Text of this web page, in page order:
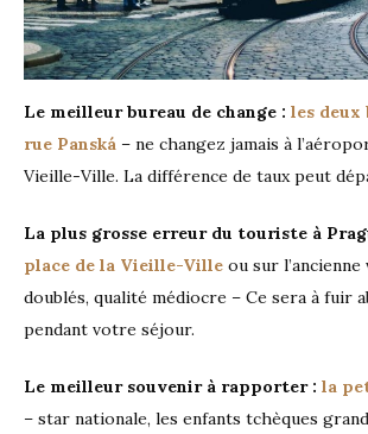
Le meilleur bureau de change : les deux
rue Panská – ne changez jamais à
Vieille-Ville. La différence de taux peut
La plus grosse erreur du touriste à
place de la Vieille-Ville ou sur
doublés, qualité médiocre – Ce sera à fuir
pendant votre séjour.
Le meilleur souvenir à rapporter : la
– star nationale, les enfants tchèques